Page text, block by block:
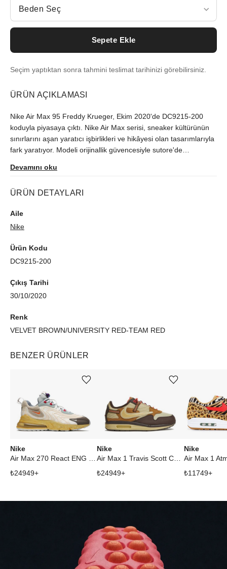
Beden Seç
Sepete Ekle
Seçim yaptıktan sonra tahmini teslimat tarihinizi görebilirsiniz.
ÜRÜN AÇIKLAMASI
Nike Air Max 95 Freddy Krueger, Ekim 2020'de DC9215-200
koduyla piyasaya çıktı. Nike Air Max serisi, sneaker kültürünün
sınırlarını aşan yaratıcı işbirlikleri ve hikâyesi olan tasarımlarıyla
fark yaratıyor. Modeli orijinallik güvencesiyle sutore'de
Devamını oku
ÜRÜN DETAYLARI
Aile
Nike
Ürün Kodu
DC9215-200
Çıkış Tarihi
30/10/2020
Renk
VELVET BROWN/UNIVERSITY RED-TEAM RED
BENZER ÜRÜNLER
Nike
₺24949+
Ürünü istek listesine ekle veya listeden çıkar
Nike
₺24949+
Ürünü istek listesine ekle veya listeden çıkar
Nike
₺11749+